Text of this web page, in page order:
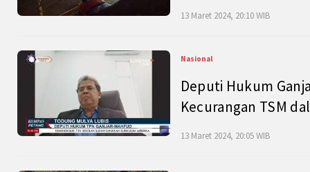
13 Maret 2024, 20:10 WIB
Nasional
Deputi Hukum
Kecurangan TSM
13 Maret 2024, 20:05 WIB